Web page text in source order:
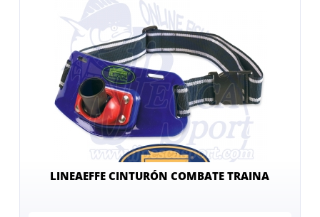
LINEAEFFE CINTURÓN COMBATE TRAINA